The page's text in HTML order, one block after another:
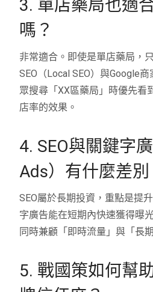
3. 單店藥局也適
嗎？
非常適合。即使是單店藥局，
SEO（Local SEO）與Google
眾搜尋「XX區藥局」時優先看
店率的效果。
4. SEO與關鍵字
Ads）有什麼差別
SEO屬於長期投資，重點是提
字廣告能在短期內快速獲得曝
同時兼顧「即時流量」與「長
5. 戰國策如何幫